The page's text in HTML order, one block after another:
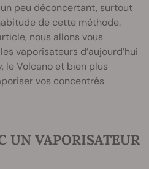
un peu déconcertant, surtout
de cette méthode.
nous allons vous
vaporisateurs d’aujourd’hui
le Volcano et bien plus
vos concentrés
UN VAPORISATEUR